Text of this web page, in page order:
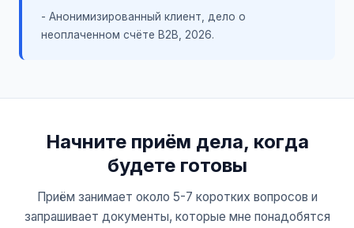
- Анонимизированный клиент, дело о
неоплаченном счёте B2B, 2026.
Начните приём дела, когда
будете готовы
Приём занимает около 5-7 коротких вопросов и
запрашивает документы, которые мне понадобятся